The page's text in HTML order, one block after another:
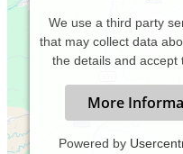
We use a third party
that may collect data
the details and accept
More
Powered by